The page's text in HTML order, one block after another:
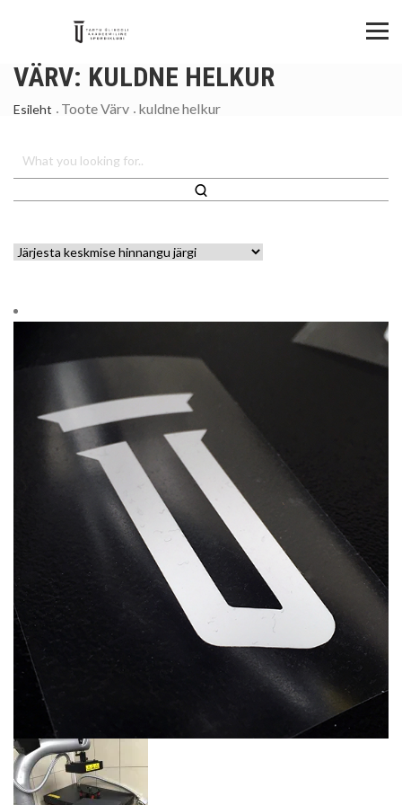
VÄRV: KULDNE HELKUR
Esileht Toote Värv kuldne helkur